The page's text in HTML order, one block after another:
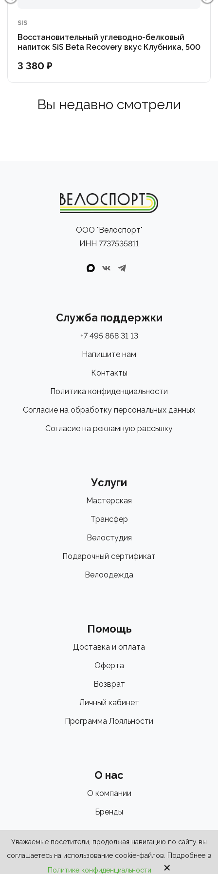
Природный L-лейцин: Содержит важнейшую
незаменимую аминокислоту, которая выступает
главным триггером для запуска синтеза мышечного
белка и ускорения регенерации.
закрытия «углеводно-белкового окна» каждый день
после заездов, бега или тренировок в зале.
Способ применения:
Добавьте 46 г порошка (одну полную мерную ложку)
Для достижения максимального эффекта употребите
напиток в течение 30 минут после окончания
Дополнительная информация:
Продукт содержит подсластители.
Хранить в сухом, прохладном месте, вдали от прямых
Оформите заказ онлайн с удобной доставкой в
из наших розничных магазинов. Наши эксперты всегда
готовы провести профессиональную консультацию и
SIS
Восстановительный углеводно-белковый
напиток SiS Beta Recovery вкус Клубника, 500
3 380 ₽
Вы недавно смотрели
ООО "Велоспорт"
ИНН 7737535811
Служба поддержки
+7 495 868 31 13
Напишите нам
Контакты
Политика конфиденциальности
Согласие на обработку персональных данных
Согласие на рекламную рассылку
Услуги
Мастерская
Трансфер
Велостудия
Подарочный сертификат
Велоодежда
Помощь
Доставка и оплата
Оферта
Возврат
Личный кабинет
Программа Лояльности
О нас
О компании
Бренды
Уважаемые посетители, продолжая навигацию по сайту вы
соглашаетесь на использование cookie-файлов. Подробнее в
Политике конфиденциальности
×